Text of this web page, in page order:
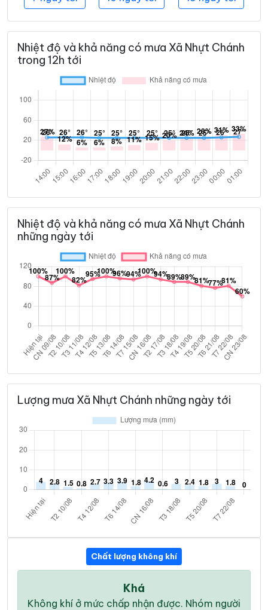
Nhiệt độ và khả năng có mưa Xã Nhựt Chánh
trong 12h tới
Nhiệt độ và khả năng có mưa Xã Nhựt Chánh
những ngày tới
Lượng mưa Xã Nhựt Chánh những ngày tới
Chất lượng không khí
Khá
Không khí ở mức chấp nhận được. Nhóm người